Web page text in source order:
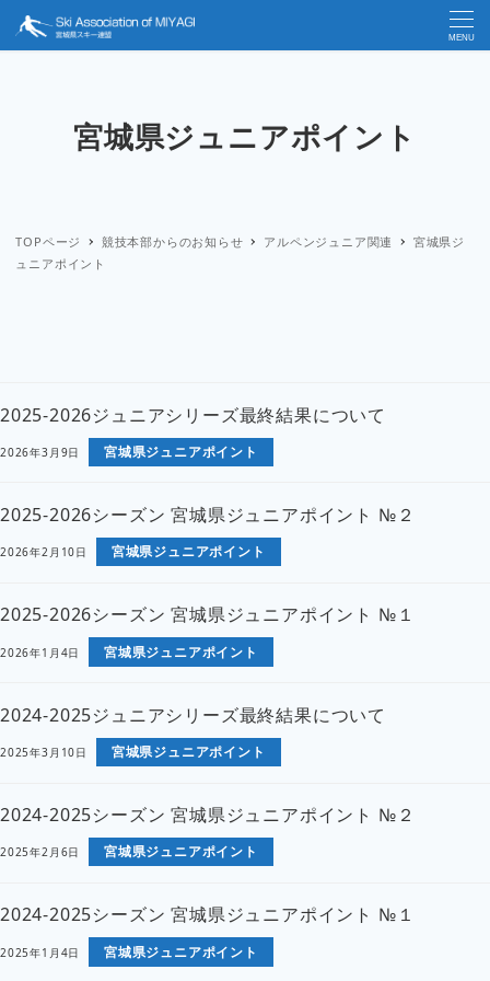
MENU
宮城県ジュニアポイント
TOPページ 競技本部からのお知らせ アルペンジュニア関連
宮城県ジ
ュニアポイント
2025-2026ジュニアシリーズ最終結果について
2026年3月9日 宮城県ジュニアポイント
2025-2026シーズン 宮城県ジュニアポイント №２
2026年2月10日 宮城県ジュニアポイント
2025-2026シーズン 宮城県ジュニアポイント №１
2026年1月4日 宮城県ジュニアポイント
2024-2025ジュニアシリーズ最終結果について
2025年3月10日 宮城県ジュニアポイント
2024-2025シーズン 宮城県ジュニアポイント №２
2025年2月6日 宮城県ジュニアポイント
2024-2025シーズン 宮城県ジュニアポイント №１
2025年1月4日 宮城県ジュニアポイント